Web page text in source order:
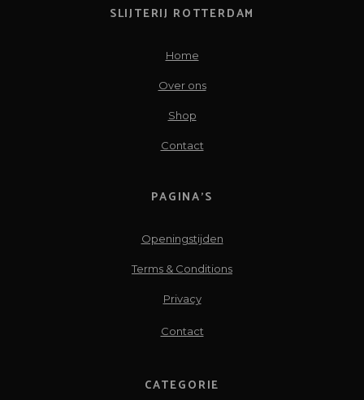
SLIJTERIJ ROTTERDAM
Home
Over ons
Shop
Contact
PAGINA’S
Openingstijden
Terms & Conditions
Privacy
Contact
CATEGORIE